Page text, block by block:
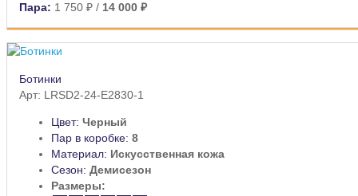
Пара: 1 750 ₽ / 14 000 ₽
Ботинки
Арт: LRSD2-24-E2830-1
Цвет: Черный
Пар в коробке: 8
Материал: Искусственная кожа
Сезон: Демисезон
Размеры: